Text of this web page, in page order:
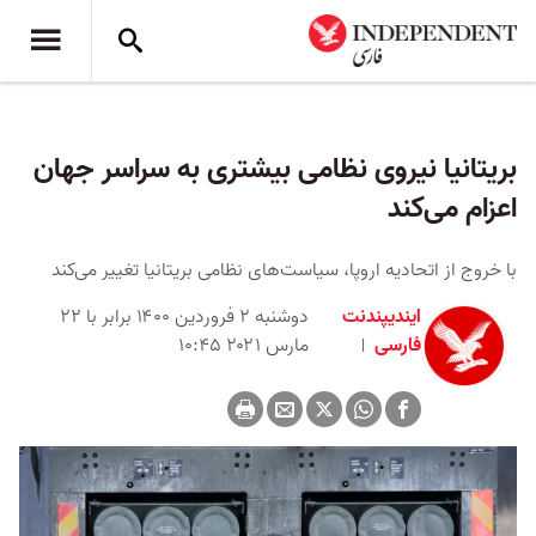
بریتانیا نیروی نظامی بیشتری به سراسر جهان
اعزام می‌کند
با خروج از اتحادیه اروپا، سیاست‌های نظامی بریتانیا تغییر می‌کند
ایندیپندنت
فارسی
دوشنبه ۲ فروردین ۱۴۰۰ برابر با ۲۲
مارس ۲۰۲۱ ۱۰:۴۵